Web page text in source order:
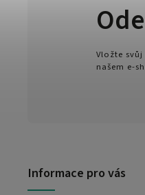
Informace pro vás
Vložte
našem e-